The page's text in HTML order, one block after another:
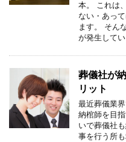
本。 これは
ない・あっ
ます。 そん
が発生して
葬儀社が
リット
最近葬儀業
納棺師を目
いで葬儀社
事を行う所